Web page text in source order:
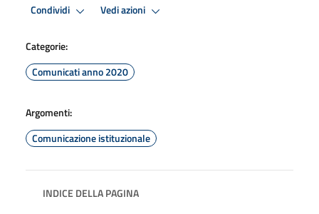
Condividi Vedi azioni
Categorie:
Comunicati anno 2020
Argomenti:
Comunicazione istituzionale
INDICE DELLA PAGINA